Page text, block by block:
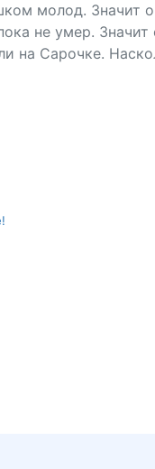
молод.
не умер. Значит
на Сарочке.